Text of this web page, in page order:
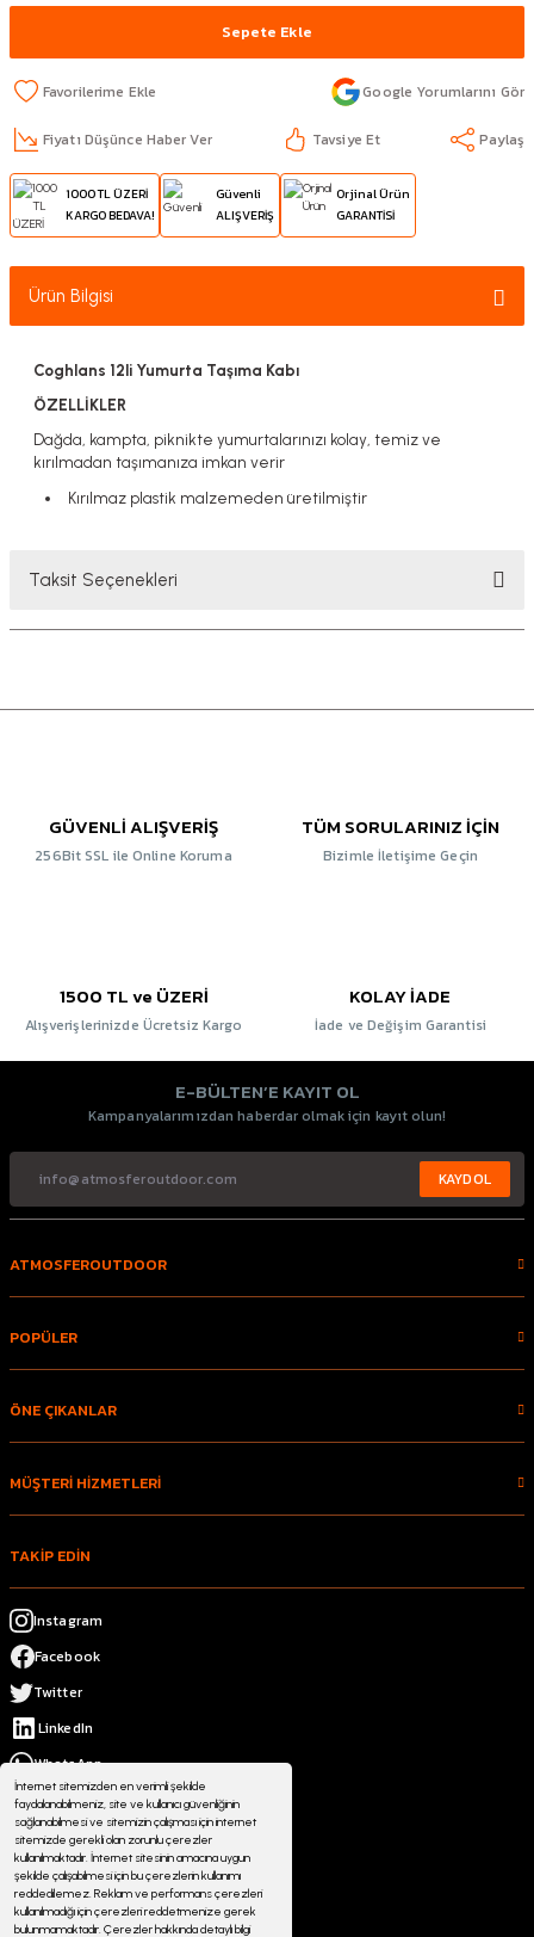
İnternet sitemizden en verimli şekilde
faydalanabilmeniz, site ve kullanıcı güvenliğinin
sağlanabilmesi ve sitemizin çalışması için internet
sitemizde gerekli olan zorunlu çerezler
kullanılmaktadır. İnternet sitesinin amacına uygun
şekilde çalışabilmesi için bu çerezlerin kullanımı
reddedilemez. Reklam ve performans çerezleri
kullanılmadığı için çerezleri reddetmenize gerek
bulunmamaktadır. Çerezler hakkında detaylı bilgi
Sepete Ekle
Google Yorumlarını Gör
Fiyatı Düşünce Haber Ver Tavsiye Et Paylaş
1000 TL ÜZERİ
KARGO BEDAVA!
Güvenli
ALIŞVERİŞ
Orjinal Ürün
GARANTİSİ
Ürün Bilgisi
Coghlans 12li Yumurta Taşıma Kabı
ÖZELLİKLER
Dağda, kampta, piknikte yumurtalarınızı kolay, temiz ve
kırılmadan taşımanıza imkan verir
Kırılmaz plastik malzemeden üretilmiştir
Taksit Seçenekleri
GÜVENLİ ALIŞVERİŞ
256Bit SSL ile Online Koruma
TÜM SORULARINIZ İÇİN
Bizimle İletişime Geçin
1500 TL ve ÜZERİ
Alışverişlerinizde Ücretsiz Kargo
KOLAY İADE
İade ve Değişim Garantisi
E-BÜLTEN’E KAYIT OL
Kampanyalarımızdan haberdar olmak için kayıt olun!
KAYDOL
ATMOSFEROUTDOOR
POPÜLER
ÖNE ÇIKANLAR
MÜŞTERİ HİZMETLERİ
TAKİP EDİN
Instagram
Facebook
Twitter
LinkedIn
WhatsApp